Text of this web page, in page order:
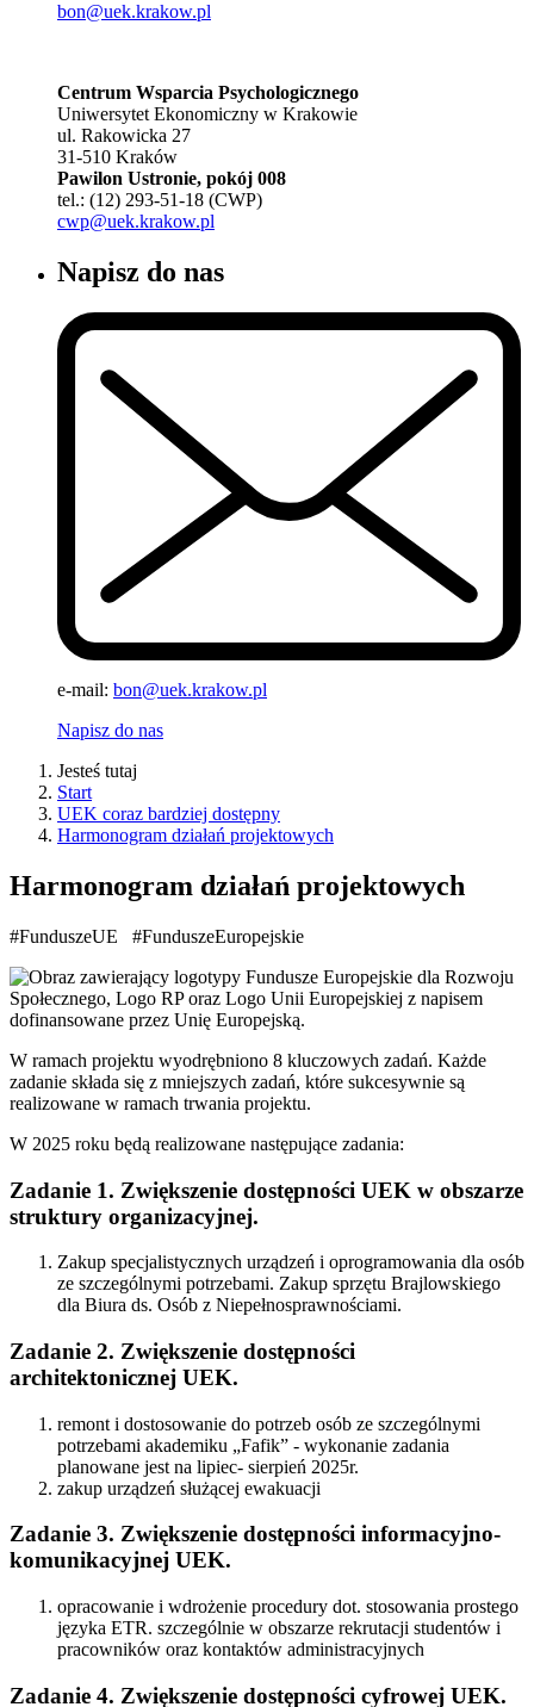
bon@uek.krakow.pl
Centrum Wsparcia Psychologicznego
Uniwersytet Ekonomiczny w Krakowie
ul. Rakowicka 27
31-510 Kraków
Pawilon Ustronie, pokój 008
tel.: (12) 293-51-18 (CWP)
cwp@uek.krakow.pl
Napisz do nas
e-mail: bon@uek.krakow.pl
Napisz do nas
Jesteś tutaj
Start
UEK coraz bardziej dostępny
Harmonogram działań projektowych
Harmonogram działań projektowych
#FunduszeUE #FunduszeEuropejskie
W ramach projektu wyodrębniono 8 kluczowych zadań. Każde
zadanie składa się z mniejszych zadań, które sukcesywnie są
realizowane w ramach trwania projektu.
W 2025 roku będą realizowane następujące zadania:
Zadanie 1. Zwiększenie dostępności UEK w obszarze
struktury organizacyjnej.
Zakup specjalistycznych urządzeń i oprogramowania dla osób
ze szczególnymi potrzebami. Zakup sprzętu Brajlowskiego
dla Biura ds. Osób z Niepełnosprawnościami.
Zadanie 2. Zwiększenie dostępności
architektonicznej UEK.
remont i dostosowanie do potrzeb osób ze szczególnymi
potrzebami akademiku „Fafik” - wykonanie zadania
planowane jest na lipiec- sierpień 2025r.
zakup urządzeń służącej ewakuacji
Zadanie 3. Zwiększenie dostępności informacyjno-
komunikacyjnej UEK.
opracowanie i wdrożenie procedury dot. stosowania prostego
języka ETR. szczególnie w obszarze rekrutacji studentów i
pracowników oraz kontaktów administracyjnych
Zadanie 4. Zwiększenie dostępności cyfrowej UEK.